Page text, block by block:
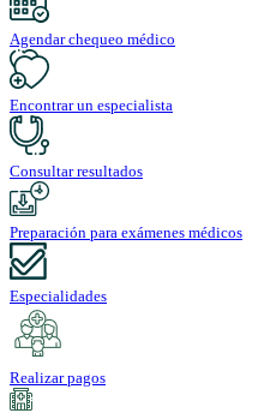
Agendar chequeo médico
Encontrar un especialista
Consultar resultados
Preparación para exámenes médicos
Especialidades
Realizar pagos